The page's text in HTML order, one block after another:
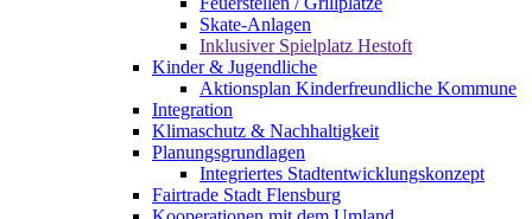
Skate-Anlagen
Inklusiver Spielplatz Hestoft
Kinder & Jugendliche
Aktionsplan Kinderfreundliche Kommune
Integration
Klimaschutz & Nachhaltigkeit
Planungsgrundlagen
Integriertes Stadtentwicklungskonzept
Fairtrade Stadt Flensburg